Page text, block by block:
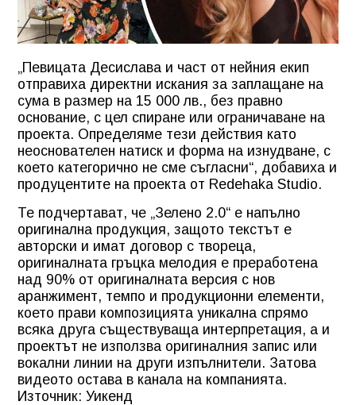
„Певицата Десислава и част от нейния екип
отправиха директни искания за заплащане на
сума в размер на 15 000 лв., без правно
основание, с цел спиране или ограничаване на
проекта. Определяме тези действия като
неоснователен натиск и форма на изнудване, с
което категорично не сме съгласни“, добавиха и
продуцентите на проекта от Redehaka Studio.
Те подчертават, че „Зелено 2.0“ е напълно
оригинална продукция, защото текстът е
авторски и имат договор с твореца,
оригиналната гръцка мелодия е преработена
над 90% от оригиналната версия с нов
аранжимент, темпо и продукционни елементи,
което прави композицията уникална спрямо
всяка друга съществуваща интерпретация, а и
проектът не използва оригиналния запис или
вокални линии на други изпълнители. Затова
видеото остава в канала на компанията.
Източник: Уикенд